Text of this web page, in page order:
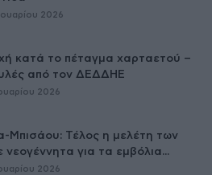
2026
κατά το πέταγμα χαρταετού –
από τον ΔΕΔΔΗΕ
2026
Μπισάου: Τέλος η μελέτη των
νεογέννητα για τα εμβόλια...
2026